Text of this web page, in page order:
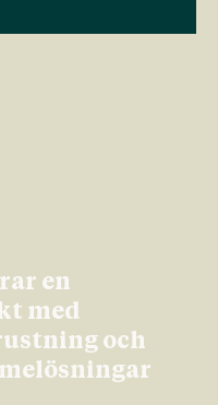
en
med
och